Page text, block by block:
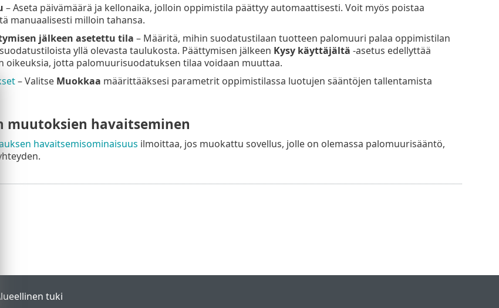
– Aseta päivämäärä ja kellonaika, jolloin oppimistila päättyy automaattisesti. Voit myös poistaa
manuaalisesti milloin tahansa.
jälkeen asetettu tila – Määritä, mihin suodatustilaan tuotteen palomuuri palaa oppimistilan
yllä olevasta taulukosta. Päättymisen jälkeen Kysy käyttäjältä -asetus edellyttää
oikeuksia, jotta palomuurisuodatuksen tilaa voidaan muuttaa.
– Valitse Muokkaa määrittääksesi parametrit oppimistilassa luotujen sääntöjen tallentamista
muutoksien havaitseminen
havaitsemisominaisuus ilmoittaa, jos muokattu sovellus, jolle on olemassa palomuurisääntö,
tuki